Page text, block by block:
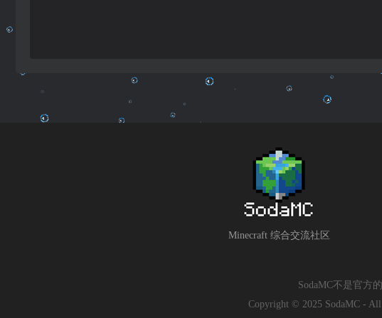
Minecraft 综合交流社区
SodaMC不是官方
Copyright © 2025 SodaMC - All